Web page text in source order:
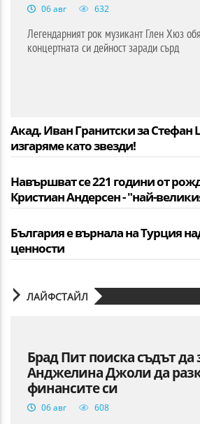
06 авг 632
Легендарният рок музикант Глен Хюз
концертната си дейност заради сърд
Акад. Иван Гранитски за Стефан
изгаряме като звезди!
Навършват се 221 години от
Кристиан Андерсен - "най-
България е върнала на Турция
ценности
ЛАЙФСТАЙЛ
Брад Пит поиска съдът
Анджелина Джоли да
финансите си
06 авг 608